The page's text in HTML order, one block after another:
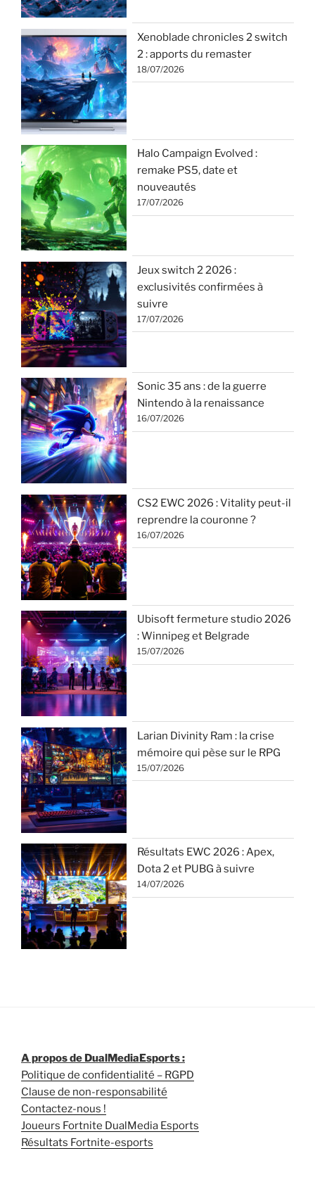
Xenoblade chronicles 2 switch
2 : apports du remaster
18/07/2026
Halo Campaign Evolved :
remake PS5, date et
nouveautés
17/07/2026
Jeux switch 2 2026 :
exclusivités confirmées à
suivre
17/07/2026
Sonic 35 ans : de la guerre
Nintendo à la renaissance
16/07/2026
CS2 EWC 2026 : Vitality peut-il
reprendre la couronne ?
16/07/2026
Ubisoft fermeture studio 2026
: Winnipeg et Belgrade
15/07/2026
Larian Divinity Ram : la crise
mémoire qui pèse sur le RPG
15/07/2026
Résultats EWC 2026 : Apex,
Dota 2 et PUBG à suivre
14/07/2026
A propos de DualMediaEsports :
Politique de confidentialité – RGPD
Clause de non-responsabilité
Contactez-nous !
Joueurs Fortnite DualMedia Esports
Résultats Fortnite-esports